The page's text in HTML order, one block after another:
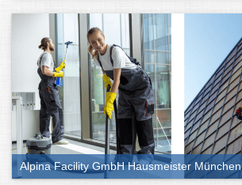
Alpina Facility GmbH Hausmeister München